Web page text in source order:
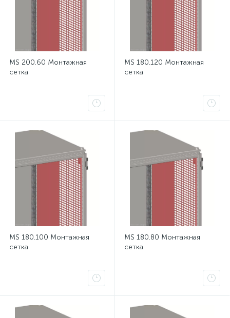
MS 200.60 Монтажная
сетка
MS 180.120 Монтажная
сетка
MS 180.100 Монтажная
сетка
MS 180.80 Монтажная
сетка